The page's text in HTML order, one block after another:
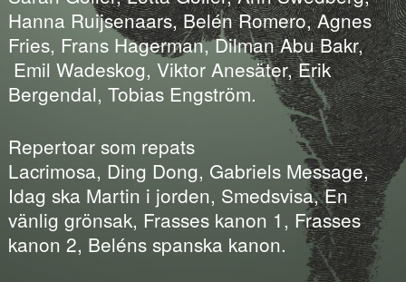
Hanna Ruijsenaars, Belén Romero, Agnes
Fries, Frans Hagerman, Dilman Abu Bakr,
Emil Wadeskog, Viktor Anesäter, Erik
Bergendal, Tobias Engström.
Repertoar som repats
Lacrimosa, Ding Dong, Gabriels Message,
Idag ska Martin i jorden, Smedsvisa, En
vänlig grönsak, Frasses kanon 1, Frasses
kanon 2, Beléns spanska kanon.